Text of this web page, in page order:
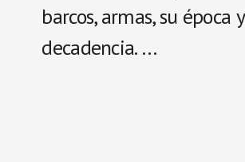
barcos, armas, su época y
decadencia. …